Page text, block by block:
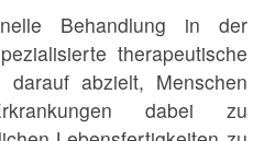
Behandlung in der
therapeutische
darauf abzielt, Menschen
dabei zu